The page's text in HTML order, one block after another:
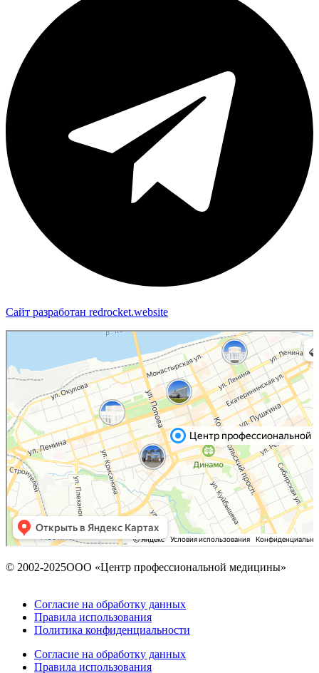
Сайт разработан redrocket.website
Пермь
Яндекс Карты — транспорт, навигация, поиск мест
© 2002-2025ООО «Центр профессиональной медицины»
Согласие на обработку данных
Правила использования
Политика конфиденциальности
Согласие на обработку данных
Правила использования